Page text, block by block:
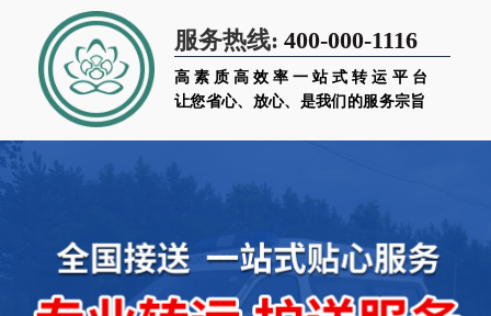
服务热线: 400-000-1116
高素质高效率一站式转运平台
让您省心、放心、是我们的服务宗旨